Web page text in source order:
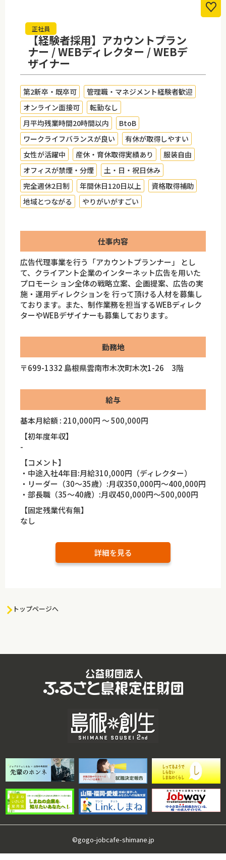
正社員
【経験者採用】アカウントプラン
ナー / WEBディレクター / WEBデ
ザイナー
第2新卒・既卒可
管理職・マネジメント経験者歓迎
オンライン面接可
転勤なし
月平均残業時間20時間以内
BtoB
ワークライフバランスが良い
有休が取得しやすい
女性が活躍中
産休・育休取得実績あり
服装自由
オフィスが禁煙・分煙
土・日・祝日休み
完全週休2日制
年間休日120日以上
資格取得補助
地域とつながる
やりがいがすごい
仕事内容
広告代理事業を行う「アカウントプランナー」 とし
て、クライアント企業のインターネット広告を用いた
プロモーシ ョン全体の戦略立案、企画提案、広告の実
施・運用ディレクションを 行って頂ける人材を募集し
ております。また、制作業務を担当するWEBディレク
ターやWEBデザイナーも募集しております。
勤務地
〒699-1332 島根県雲南市木次町木次1-26 3階
給与
基本月給額 : 210,000円 ～ 500,000円
【初年度年収】
-
【コメント】
・中途入社4年目:月給310,000円（ディレクター）
・リーダー（30～35歳）:月収350,000円～400,000円
・部長職（35～40歳）:月収450,000円～500,000円
【固定残業代有無】
なし
詳細を見る
トップページへ
©gogo-jobcafe-shimane.jp